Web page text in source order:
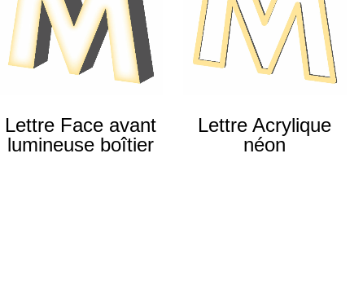
Lettre Face avant
lumineuse boîtier
Lettre Acrylique
néon